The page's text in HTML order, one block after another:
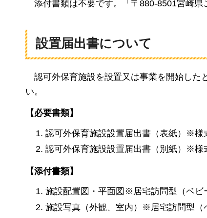
添付書類は不要です。「〒880-8501宮崎県
設置届出書について
認可外保育施設を設置又は事業を開始した
い。
【必要書類】
認可外保育施設設置届出書（表紙）※様
認可外保育施設設置届出書（別紙）※様
【添付書類】
施設配置図・平面図※居宅訪問型（ベビ
施設写真（外観、室内）※居宅訪問型（